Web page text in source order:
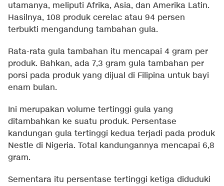
utamanya, meliputi Afrika, Asia, dan Amerika Latin.
Hasilnya, 108 produk cerelac atau 94 persen
terbukti mengandung tambahan gula.
Rata-rata gula tambahan itu mencapai 4 gram per
produk. Bahkan, ada 7,3 gram gula tambahan per
porsi pada produk yang dijual di Filipina untuk bayi
enam bulan.
Ini merupakan volume tertinggi gula yang
ditambahkan ke suatu produk. Persentase
kandungan gula tertinggi kedua terjadi pada produk
Nestle di Nigeria. Total kandungannya mencapai 6,8
gram.
Sementara itu persentase tertinggi ketiga diduduki